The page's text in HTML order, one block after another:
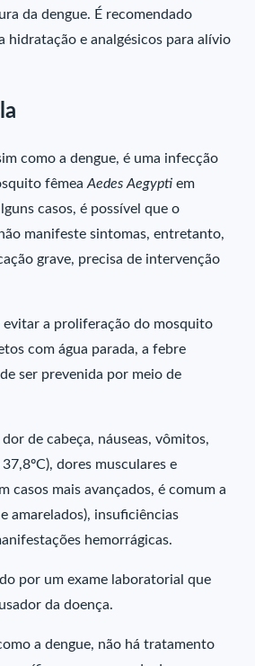
da dengue. É recomendado
hidratação e analgésicos para alívio
como a dengue, é uma infecção
fêmeaAedes Aegypti em
casos, é possível que o
manifeste sintomas, entretanto,
grave, precisa de intervenção
evitar a proliferação do mosquito
com água parada, a febre
ser prevenida por meio de
de cabeça, náuseas, vômitos,
dores musculares e
casos mais avançados, é comum a
amarelados), insuficiências
hemorrágicas.
por um exame laboratorial que
da doença.
a dengue, não há tratamento